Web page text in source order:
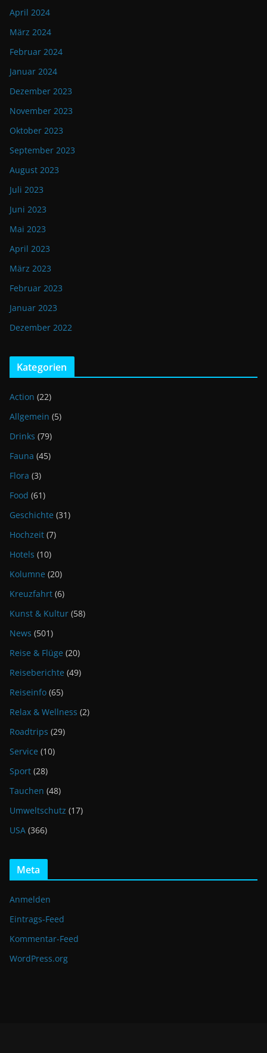
April 2024
März 2024
Februar 2024
Januar 2024
Dezember 2023
November 2023
Oktober 2023
September 2023
August 2023
Juli 2023
Juni 2023
Mai 2023
April 2023
März 2023
Februar 2023
Januar 2023
Dezember 2022
Kategorien
Action (22)
Allgemein (5)
Drinks (79)
Fauna (45)
Flora (3)
Food (61)
Geschichte (31)
Hochzeit (7)
Hotels (10)
Kolumne (20)
Kreuzfahrt (6)
Kunst & Kultur (58)
News (501)
Reise & Flüge (20)
Reiseberichte (49)
Reiseinfo (65)
Relax & Wellness (2)
Roadtrips (29)
Service (10)
Sport (28)
Tauchen (48)
Umweltschutz (17)
USA (366)
Meta
Anmelden
Eintrags-Feed
Kommentar-Feed
WordPress.org